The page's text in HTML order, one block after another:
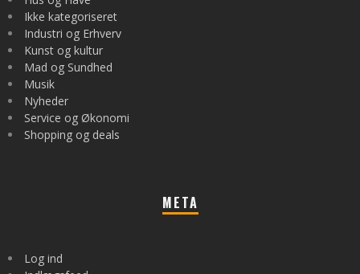
Ikke kategoriseret
Industri og Erhverv
Kunst og kultur
Mad og Sundhed
Musik
Nyheder
Service og Økonomi
Shopping og deals
META
Log ind